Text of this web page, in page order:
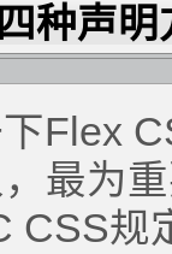
种声明
Flex
最为
CSS规